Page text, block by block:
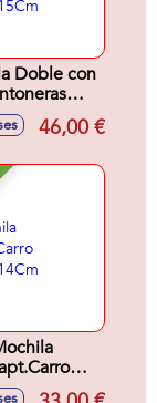
Doble con
a Carro
46,00 €